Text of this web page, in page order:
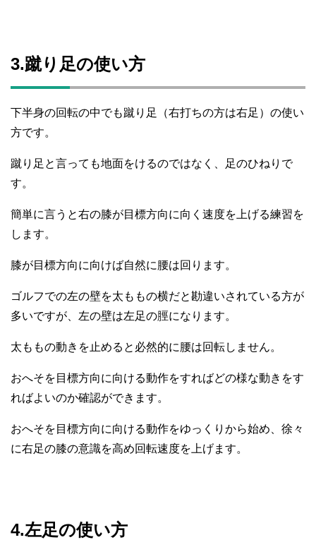
3.蹴り足の使い方
下半身の回転の中でも蹴り足（右打ちの方は右足）の使い
方です。
蹴り足と言っても地面をけるのではなく、足のひねりで
す。
簡単に言うと右の膝が目標方向に向く速度を上げる練習を
します。
膝が目標方向に向けば自然に腰は回ります。
ゴルフでの左の壁を太ももの横だと勘違いされている方が
多いですが、左の壁は左足の脛になります。
太ももの動きを止めると必然的に腰は回転しません。
おへそを目標方向に向ける動作をすればどの様な動きをす
ればよいのか確認ができます。
おへそを目標方向に向ける動作をゆっくりから始め、徐々
に右足の膝の意識を高め回転速度を上げます。
4.左足の使い方